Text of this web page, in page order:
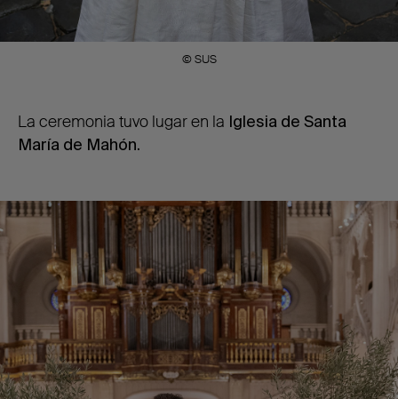
© SUS
La ceremonia tuvo lugar en la Iglesia de Santa
María de Mahón.